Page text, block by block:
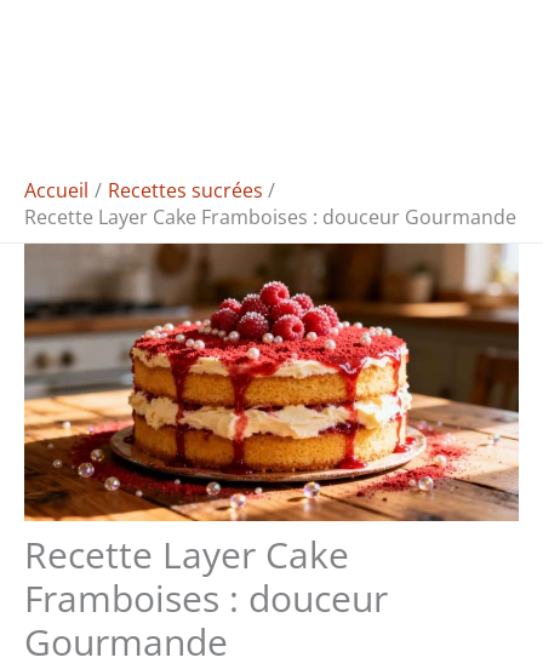
Accueil
Recettes sucrées
Recette Layer Cake Framboises : douceur Gourmande
Recette Layer Cake
Framboises : douceur
Gourmande